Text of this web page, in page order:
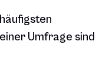
Umfrage sind